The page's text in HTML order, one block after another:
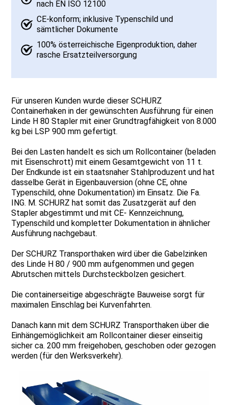
nach EN ISO 12100
CE-konform; inklusive Typenschild und
sämtlicher Dokumente
100% österreichische Eigenproduktion, daher
rasche Ersatzteilversorgung
Für unseren Kunden wurde dieser SCHURZ
Containerhaken in der gewünschten Ausführung für einen
Linde H 80 Stapler mit einer Grundtragfähigkeit von 8.000
kg bei LSP 900 mm gefertigt.
Bei den Lasten handelt es sich um Rollcontainer (beladen
mit Eisenschrott) mit einem Gesamtgewicht von 11 t.
Der Endkunde ist ein staatsnaher Stahlproduzent und hat
dasselbe Gerät in Eigenbauversion (ohne CE, ohne
Typenschild, ohne Dokumentation) im Einsatz. Die Fa.
ING. M. SCHURZ hat somit das Zusatzgerät auf den
Stapler abgestimmt und mit CE- Kennzeichnung,
Typenschild und kompletter Dokumentation in ähnlicher
Ausführung nachgebaut.
Der SCHURZ Transporthaken wird über die Gabelzinken
des Linde H 80 / 900 mm aufgenommen und gegen
Abrutschen mittels Durchsteckbolzen gesichert.
Die containerseitige abgeschrägte Bauweise sorgt für
maximalen Einschlag bei Kurvenfahrten.
Danach kann mit dem SCHURZ Transporthaken über die
Einhängemöglichkeit am Rollcontainer dieser einseitig
sicher ca. 200 mm freigehoben, geschoben oder gezogen
werden (für den Werksverkehr).